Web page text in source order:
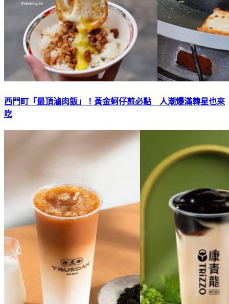
西門町「最頂滷肉飯」！黃金蚵仔煎必點 人潮爆滿韓星也來
吃